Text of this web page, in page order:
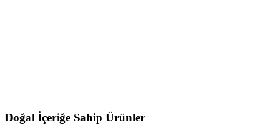
Doğal İçeriğe Sahip Ürünler